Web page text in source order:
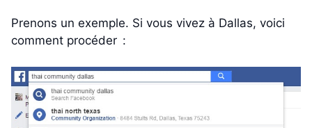
Prenons un exemple. Si vous vivez à Dallas, voici
comment procéder :